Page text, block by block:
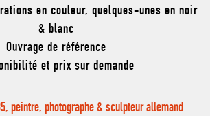
en couleur, quelques-unes en noir
& blanc
Ouvrage de référence
et prix sur demande
peintre, photographe & sculpteur allemand